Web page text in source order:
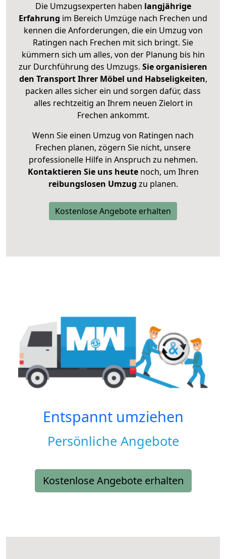
Die Umzugsexperten haben langjährige
Erfahrung im Bereich Umzüge nach Frechen und
kennen die Anforderungen, die ein Umzug von
Ratingen nach Frechen mit sich bringt. Sie
kümmern sich um alles, von der Planung bis hin
zur Durchführung des Umzugs. Sie organisieren
den Transport Ihrer Möbel und Habseligkeiten,
packen alles sicher ein und sorgen dafür, dass
alles rechtzeitig an Ihrem neuen Zielort in
Frechen ankommt.
Wenn Sie einen Umzug von Ratingen nach
Frechen planen, zögern Sie nicht, unsere
professionelle Hilfe in Anspruch zu nehmen.
Kontaktieren Sie uns heutenoch, um Ihren
reibungslosen Umzug zu planen.
Kostenlose Angebote erhalten
Entspannt umziehen
Persönliche Angebote
Kostenlose Angebote erhalten